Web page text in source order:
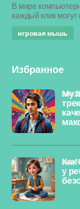
В мире
каждый клик
игровая мышь
Избранное
янв
Как
у
янв